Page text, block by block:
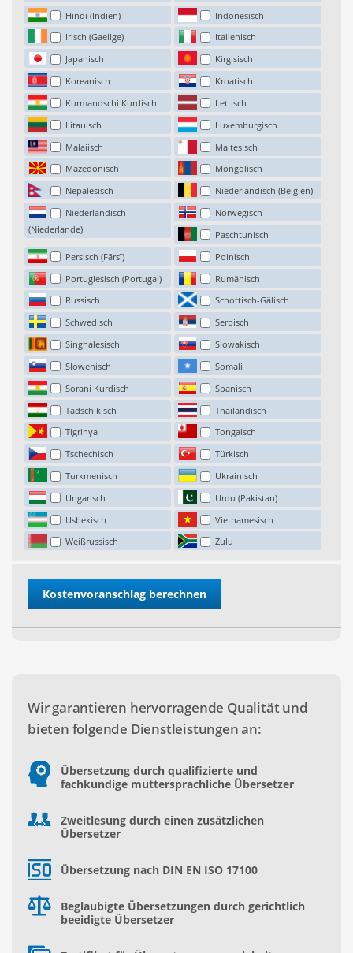
Hindi (Indien)
Indonesisch
Irisch (Gaeilge)
Italienisch
Japanisch
Kirgisisch
Koreanisch
Kroatisch
Kurmandschi Kurdisch
Lettisch
Litauisch
Luxemburgisch
Malaiisch
Maltesisch
Mazedonisch
Mongolisch
Nepalesisch
Niederländisch (Belgien)
Niederländisch
(Niederlande)
Norwegisch
Paschtunisch
Persisch (Fārsī)
Polnisch
Portugiesisch (Portugal)
Rumänisch
Russisch
Schottisch-Gälisch
Schwedisch
Serbisch
Singhalesisch
Slowakisch
Slowenisch
Somali
Sorani Kurdisch
Spanisch
Tadschikisch
Thailändisch
Tigrinya
Tongaisch
Tschechisch
Türkisch
Turkmenisch
Ukrainisch
Ungarisch
Urdu (Pakistan)
Usbekisch
Vietnamesisch
Weißrussisch
Zulu
Wir garantieren hervorragende Qualität und
bieten folgende Dienstleistungen an:
Übersetzung durch qualifizierte und
fachkundige muttersprachliche Übersetzer
Zweitlesung durch einen zusätzlichen
Übersetzer
Übersetzung nach DIN EN ISO 17100
Beglaubigte Übersetzungen durch gerichtlich
beeidigte Übersetzer